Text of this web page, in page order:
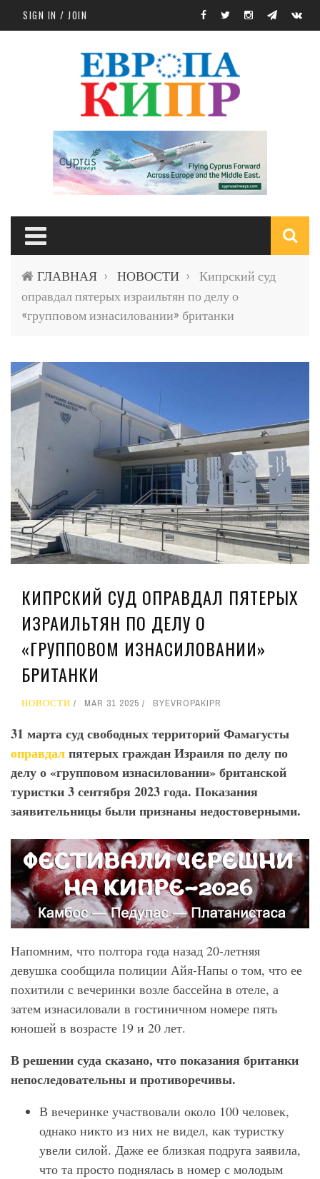
Skip to main content
SIGN IN / JOIN
ГЛАВНАЯ › НОВОСТИ ›
Кипрский суд
оправдал пятерых израильтян по делу о
«групповом изнасиловании» британки
КИПРСКИЙ СУД ОПРАВДАЛ ПЯТЕРЫХ
ИЗРАИЛЬТЯН ПО ДЕЛУ О
«ГРУППОВОМ ИЗНАСИЛОВАНИИ»
БРИТАНКИ
НОВОСТИ MAR 31 2025 BYEVROPAKIPR
31 марта суд свободных территорий Фамагусты
оправдалпятерых граждан Израиля по делу по
делу о «групповом изнасиловании» британской
туристки 3 сентября 2023 года. Показания
заявительницы были признаны недостоверными.
Напомним, что полтора года назад 20-летняя
девушка сообщила полиции Айя-Напы о том, что ее
похитили с вечеринки возле бассейна в отеле, а
затем изнасиловали в гостиничном номере пять
юношей в возрасте 19 и 20 лет.
В решении суда сказано, что показания британки
непоследовательны и противоречивы.
В вечеринке участвовали около 100 человек,
однако никто из них не видел, как туристку
увели силой. Даже ее близкая подруга заявила,
что та просто поднялась в номер с молодым